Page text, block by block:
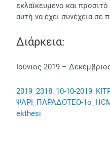
εκλαϊκευμένο και
αυτή να έχει συνέχεια σε
Διάρκεια:
Ιούνιος 2019 –
2019_2318_10-10-
ΨΑΡΙ_ΠΑΡΑΔΟΤΕΟ-
ekthesi